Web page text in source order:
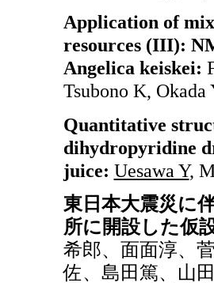
Application of
resources (III):
Angelica keiskei:
Tsubono K, Okada
Quantitative
dihydropyridine
juice: Uesawa Y,
東日本大震災に
所に開設した仮
希郎、面面淳、
佐、島田篤、山